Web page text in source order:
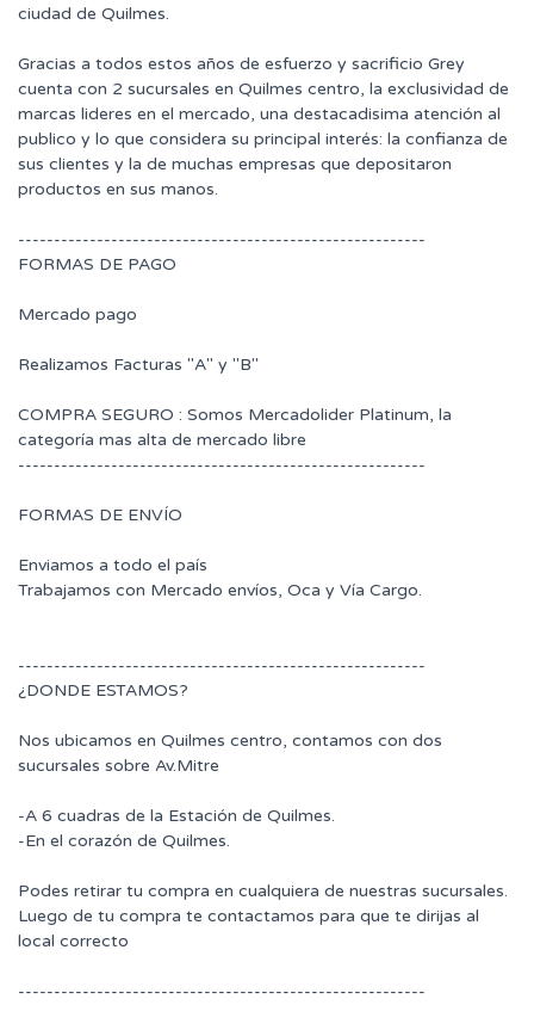
ciudad de Quilmes.
Gracias a todos estos años de esfuerzo y sacrificio Grey
cuenta con 2 sucursales en Quilmes centro, la exclusividad de
marcas lideres en el mercado, una destacadisima atención al
publico y lo que considera su principal interés: la confianza de
sus clientes y la de muchas empresas que depositaron
productos en sus manos.
---------------------------------------------------------
FORMAS DE PAGO
Mercado pago
Realizamos Facturas "A" y "B"
COMPRA SEGURO : Somos Mercadolider Platinum, la
categoría mas alta de mercado libre
---------------------------------------------------------
FORMAS DE ENVÍO
Enviamos a todo el país
Trabajamos con Mercado envíos, Oca y Vía Cargo.
---------------------------------------------------------
¿DONDE ESTAMOS?
Nos ubicamos en Quilmes centro, contamos con dos
sucursales sobre Av.Mitre
-A 6 cuadras de la Estación de Quilmes.
-En el corazón de Quilmes.
Podes retirar tu compra en cualquiera de nuestras sucursales.
Luego de tu compra te contactamos para que te dirijas al
local correcto
---------------------------------------------------------